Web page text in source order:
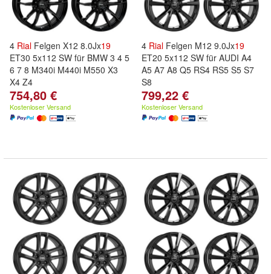
4 Rial Felgen X12 8.0Jx19
ET30 5x112 SW für BMW 3 4 5
6 7 8 M340i M440i M550 X3
X4 Z4
754,80 €
Kostenloser Versand
4 Rial Felgen M12 9.0Jx19
ET20 5x112 SW für AUDI A4
A5 A7 A8 Q5 RS4 RS5 S5 S7
S8
799,22 €
Kostenloser Versand